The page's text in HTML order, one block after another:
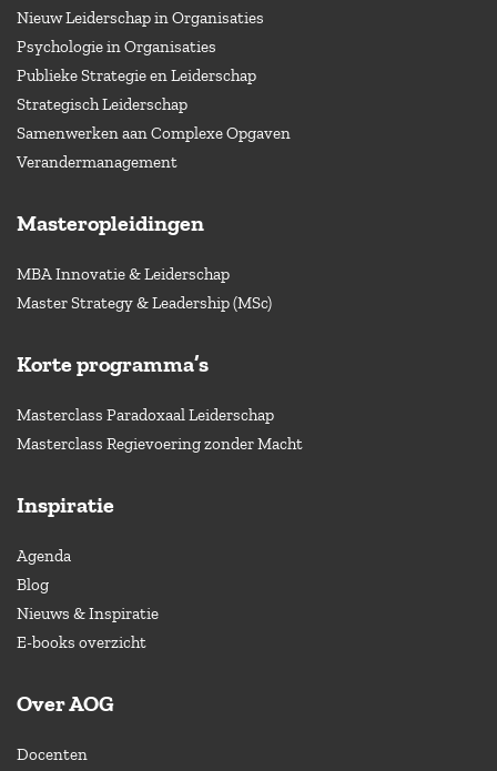
Nieuw Leiderschap in Organisaties
Psychologie in Organisaties
Publieke Strategie en Leiderschap
Strategisch Leiderschap
Samenwerken aan Complexe Opgaven
Verandermanagement
Masteropleidingen
MBA Innovatie & Leiderschap
Master Strategy & Leadership (MSc)
Korte programma’s
Masterclass Paradoxaal Leiderschap
Masterclass Regievoering zonder Macht
Inspiratie
Agenda
Blog
Nieuws & Inspiratie
E-books overzicht
Over AOG
Docenten